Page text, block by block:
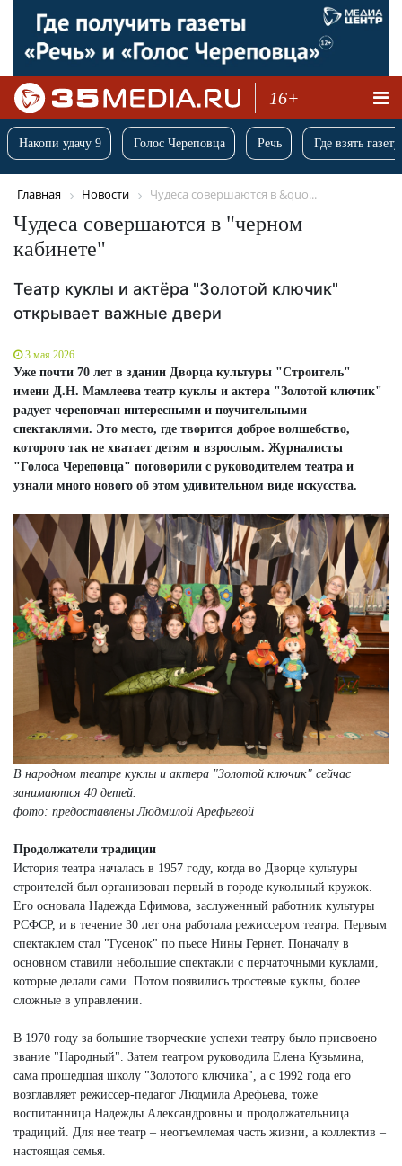
16+
Накопи удачу 9 Голос Череповца Речь Где взять
Главная Новости Чудеса совершаются в &quo...
Чудеса совершаются в "черном
кабинете"
Театр куклы и актёра "Золотой ключик"
открывает важные двери
3 мая 2026
Уже почти 70 лет в здании Дворца культуры "Строитель"
имени Д.Н. Мамлеева театр куклы и актера "Золотой ключик"
радует череповчан интересными и поучительными
спектаклями. Это место, где творится доброе волшебство,
которого так не хватает детям и взрослым. Журналисты
"Голоса Череповца" поговорили с руководителем театра и
узнали много нового об этом удивительном виде искусства.
В народном театре куклы и актера "Золотой ключик" сейчас
занимаются 40 детей.
фото: предоставлены Людмилой Арефьевой
Продолжатели традиции
История театра началась в 1957 году, когда во Дворце культуры
строителей был организован первый в городе кукольный кружок.
Его основала Надежда Ефимова, заслуженный работник культуры
РСФСР, и в течение 30 лет она работала режиссером театра. Первым
спектаклем стал "Гусенок" по пьесе Нины Гернет. Поначалу в
основном ставили небольшие спектакли с перчаточными куклами,
которые делали сами. Потом появились тростевые куклы, более
сложные в управлении.
В 1970 году за большие творческие успехи театру было присвоено
звание "Народный". Затем театром руководила Елена Кузьмина,
сама прошедшая школу "Золотого ключика", а с 1992 года его
возглавляет режиссер-педагог Людмила Арефьева, тоже
воспитанница Надежды Александровны и продолжательница
традиций. Для нее театр – неотъемлемая часть жизни, а коллектив –
настоящая семья.